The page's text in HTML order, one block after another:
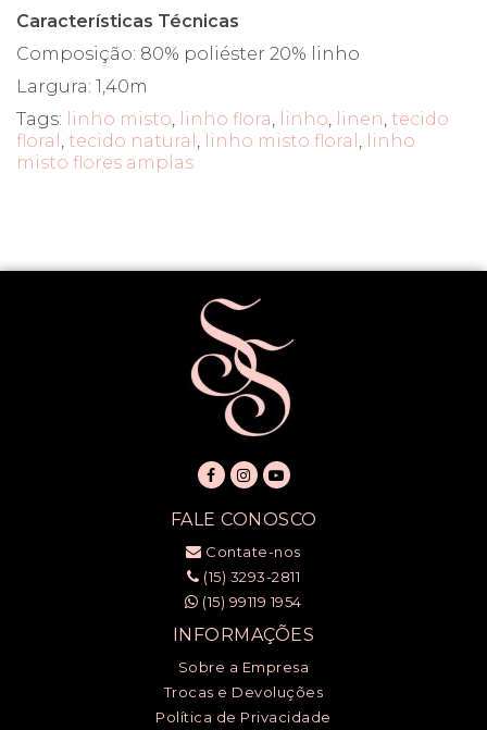
Características Técnicas
Composição: 80% poliéster 20% linho
Largura: 1,40m
Tags: linho misto, linho flora, linho, linen, tecido
floral , tecido natural , linho misto floral , linho
misto flores amplas
FALE CONOSCO
Contate-nos
(15) 3293-2811
(15) 99119 1954
INFORMAÇÕES
Sobre a Empresa
Trocas e Devoluções
Política de Privacidade